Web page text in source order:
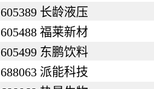
605389 长龄液压
605488 福莱新材
605499 东鹏饮料
688063 派能科技